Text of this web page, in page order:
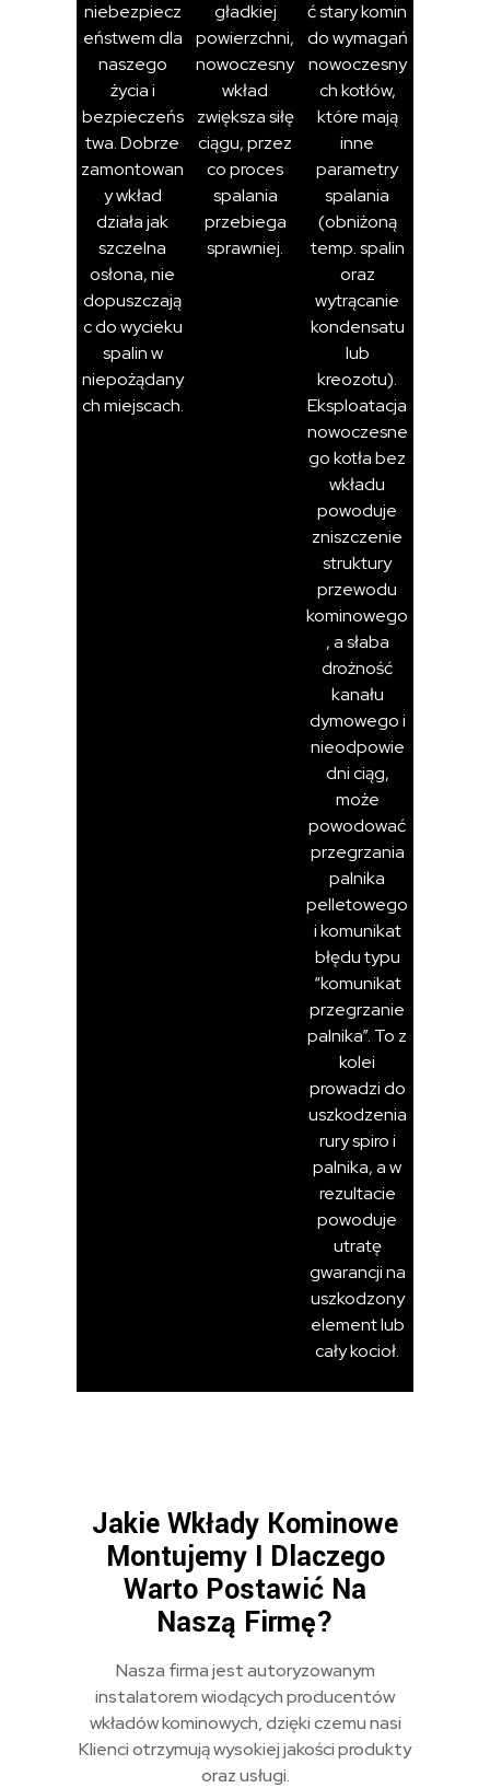
niebezpiecz
eństwem dla
naszego
życia i
bezpieczeńs
twa. Dobrze
zamontowan
y wkład
działa jak
szczelna
osłona, nie
dopuszczają
c do wycieku
spalin w
niepożądany
ch miejscach.
gładkiej
powierzchni,
nowoczesny
wkład
zwiększa siłę
ciągu, przez
co proces
spalania
przebiega
sprawniej.
ć stary komin
do wymagań
nowoczesny
ch kotłów,
które mają
inne
parametry
spalania
(obniżoną
temp. spalin
oraz
wytrącanie
kondensatu
lub
kreozotu).
Eksploatacja
nowoczesne
go kotła bez
wkładu
powoduje
zniszczenie
struktury
przewodu
kominowego
, a słaba
drożność
kanału
dymowego i
nieodpowie
dni ciąg,
może
powodować
przegrzania
palnika
pelletowego
i komunikat
błędu typu
“komunikat
przegrzanie
palnika”. To z
kolei
prowadzi do
uszkodzenia
rury spiro i
palnika, a w
rezultacie
powoduje
utratę
gwarancji na
uszkodzony
element lub
cały kocioł.
Jakie Wkłady Kominowe
Montujemy I Dlaczego
Warto Postawić Na
Naszą Firmę?
Nasza firma jest autoryzowanym
instalatorem wiodących producentów
wkładów kominowych, dzięki czemu nasi
Klienci otrzymują wysokiej jakości produkty
oraz usługi.